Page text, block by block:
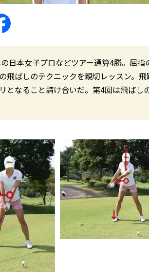
日本女子プロなどツアー通算4勝。屈
飛ばしのテクニックを親切レッスン。
となること請け合いだ。第4回は飛ば